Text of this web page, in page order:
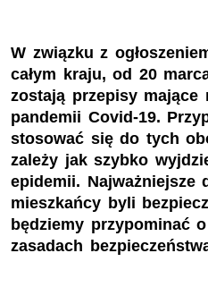
W związku z
całym kraju, od 20
zostają przepisy mające
pandemii Covid-19.
stosować się do tych
zależy jak szybko
epidemii.
mieszkańcy byli
będziemy przypominać
zasadach